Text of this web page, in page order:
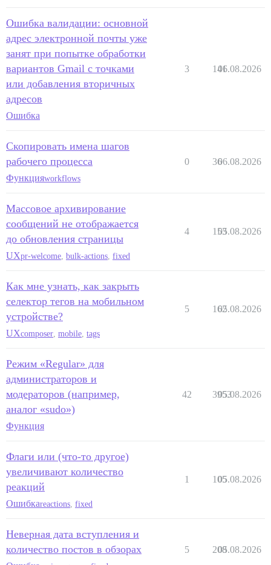
Ошибка валидации: основной
адрес электронной почты уже
занят при попытке обработки
вариантов Gmail с точками
или добавления вторичных
адресов
Ошибка
3 141
06.08.2026
Скопировать имена шагов
рабочего процесса
Функцияworkflows
0 3606.08.2026
Массовое архивирование
сообщений не отображается
до обновления страницы
UXpr-welcome bulk-actions fixed
4 153
05.08.2026
Как мне узнать, как закрыть
селектор тегов на мобильном
устройстве?
UXcomposer mobile tags
5 162
05.08.2026
Режим «Regular» для
администраторов и
модераторов (например,
аналог «sudo»)
Функция
42 3953
05.08.2026
Флаги или (что-то другое)
увеличивают количество
реакций
Ошибкаreactions fixed
1 105
05.08.2026
Неверная дата вступления и
количество постов в обзорах
5 208
05.08.2026